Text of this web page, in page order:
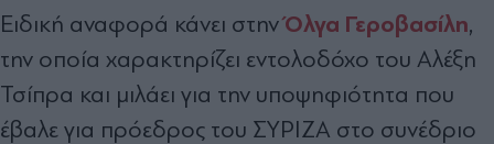
Ειδική αναφορά κάνει στηνΌλγα Γεροβασίλη,
την οποία χαρακτηρίζει εντολοδόχο του Αλέξη
Τσίπρα και μιλάει για την υποψηφιότητα που
έβαλε για πρόεδρος του ΣΥΡΙΖΑ στο συνέδριο